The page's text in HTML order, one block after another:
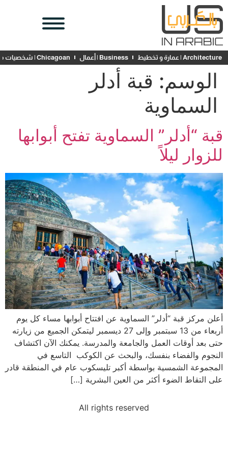
Architecture | عمارة و تخطيط Business | أعمال Chicagoan | شخصيات محلية
الوسم: قبة أدلر
السماوية
قبة “أدلر” السماوية تفتح أبوابها
للزوار ليلاً
أعلن مركز قبة “أدلر” السماوية عن افتتاح أبوابها مساء كل يوم
أربعاء من 13 سبتمبر وإلى 27 ديسمبر ليتمكن الجميع من زيارته
حتى بعد أوقات العمل والجامعة والمدرسة. يمكنك الآن اكتشاف
النجوم والفضاء بنفسك، والبحث عن الكوكب التاسع في
المجموعة الشمسية بواسطة أكبر تليسكوب عام في المنطقة قادر
على التقاط الضوء أكثر من العين البشرية […]
All rights reserved